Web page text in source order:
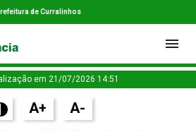
de Curralinhos
em 21/07/2026 14:51
A+ A-